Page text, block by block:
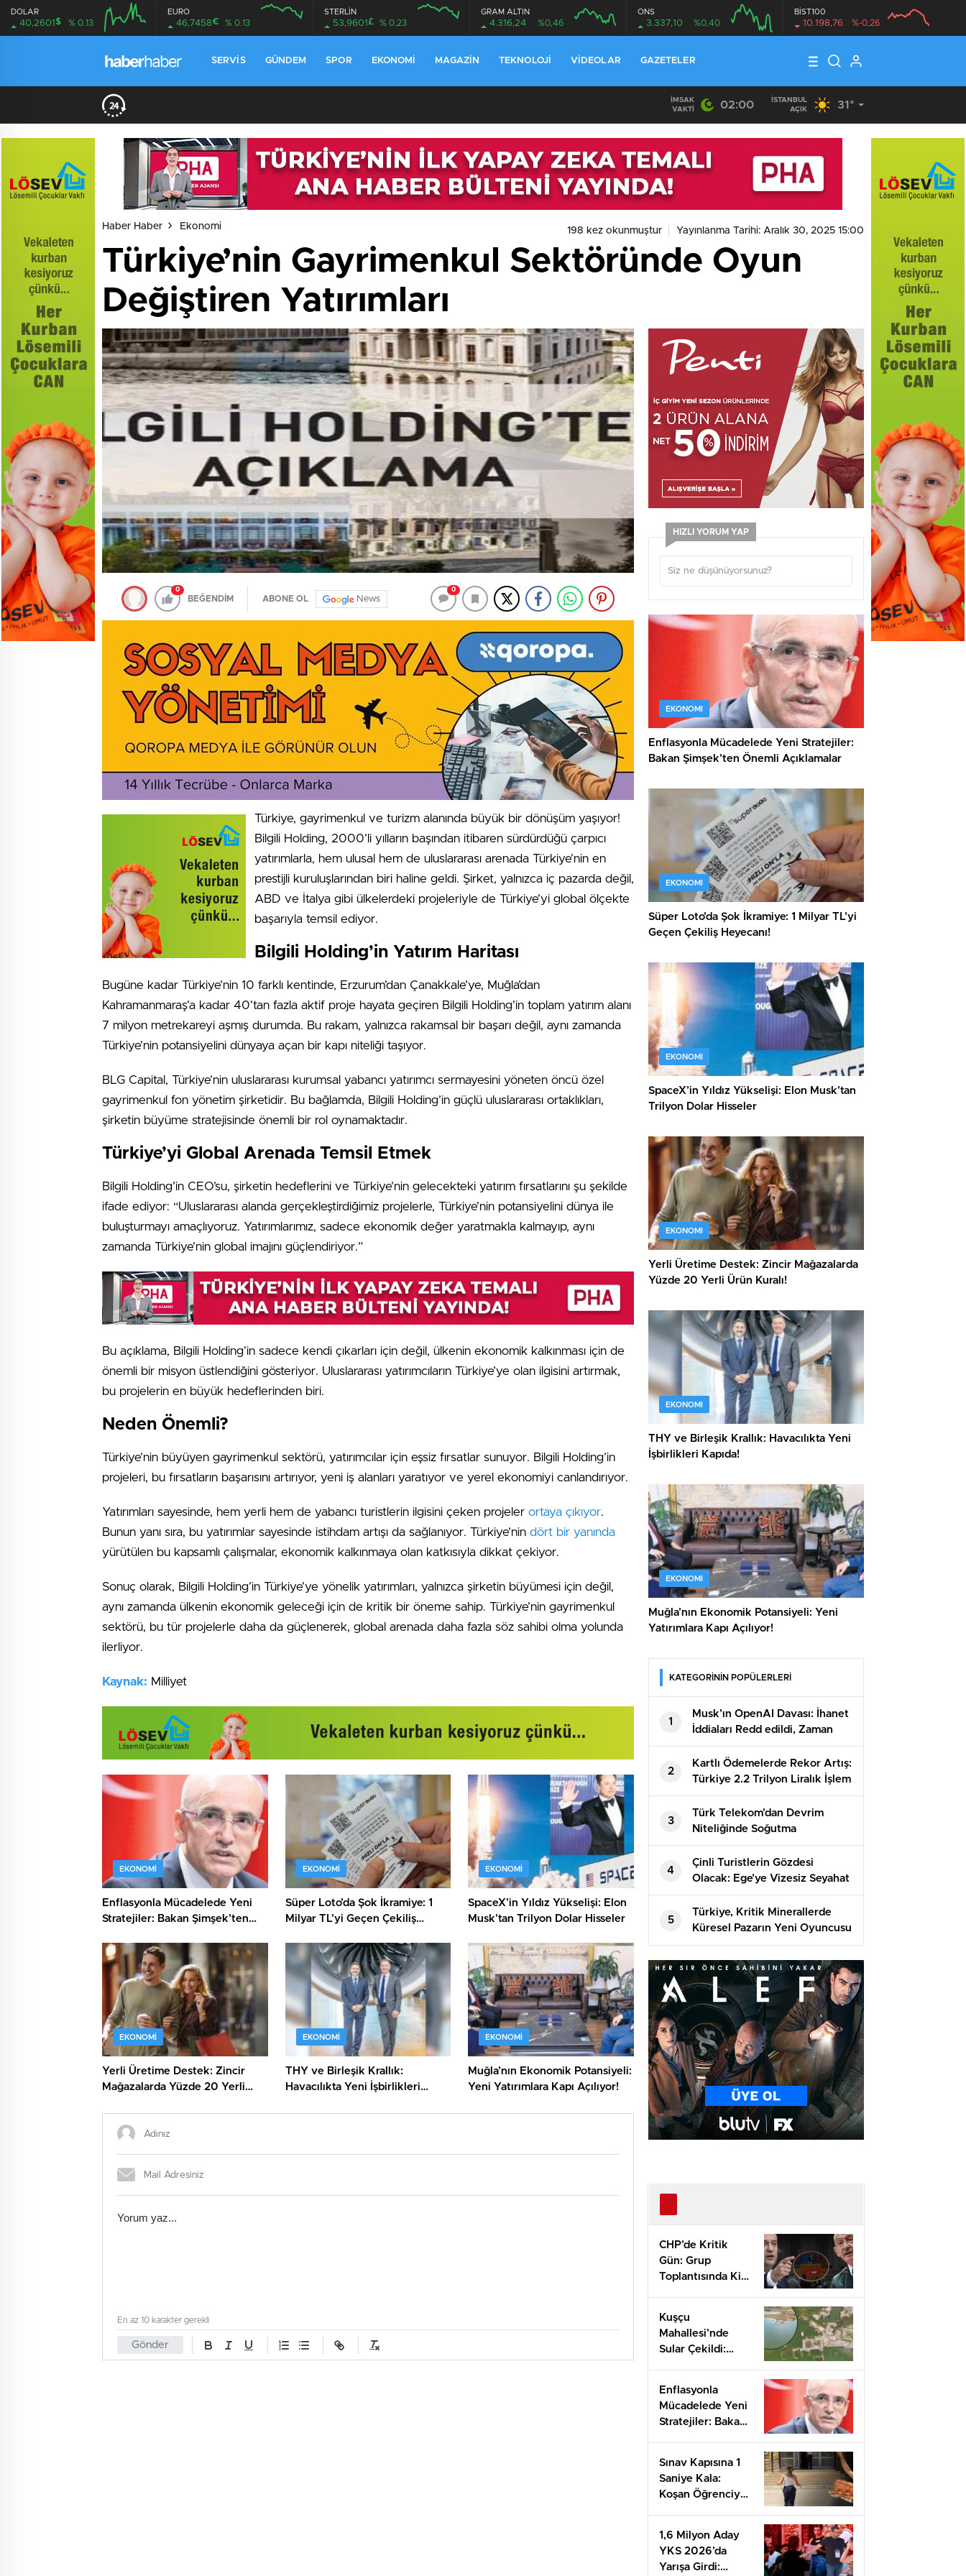
DOLAR
40,2601 $ % 0.13
EURO
46,7458€ % 0.13
STERLİN
53,9601 £ % 0.23
GRAM ALTIN
4.316,24 %0,46
ONS
3.337,10 %0,40
BİST100
10.198,76 %-0,26
SERVIS GÜNDEM SPOR EKONOMI MAGAZIN TEKNOLOJI VIDEOLAR GAZETELER
İMSAK
VAKTI
02:00
İSTANBUL
AÇIK
31°
Haber Haber Ekonomi 198 kez okunmuştur Yayınlanma Tarihi: Aralık 30, 2025 15:00
Türkiye’nin Gayrimenkul Sektöründe Oyun
Değiştiren Yatırımları
0
BEĞENDİM ABONE OL News
0
Türkiye, gayrimenkul ve turizm alanında büyük bir dönüşüm yaşıyor!
Bilgili Holding, 2000’li yılların başından itibaren sürdürdüğü çarpıcı
yatırımlarla, hem ulusal hem de uluslararası arenada Türkiye’nin en
prestijli kuruluşlarından biri haline geldi. Şirket, yalnızca iç pazarda değil,
ABD ve İtalya gibi ülkelerdeki projeleriyle de Türkiye’yi global ölçekte
başarıyla temsil ediyor.
Bilgili Holding’in Yatırım Haritası
Bugüne kadar Türkiye’nin 10 farklı kentinde, Erzurum’dan Çanakkale’ye, Muğla’dan
Kahramanmaraş’a kadar 40’tan fazla aktif proje hayata geçiren Bilgili Holding’in toplam yatırım alanı
7 milyon metrekareyi aşmış durumda. Bu rakam, yalnızca rakamsal bir başarı değil, aynı zamanda
Türkiye’nin potansiyelini dünyaya açan bir kapı niteliği taşıyor.
BLG Capital, Türkiye’nin uluslararası kurumsal yabancı yatırımcı sermayesini yöneten öncü özel
gayrimenkul fon yönetim şirketidir. Bu bağlamda, Bilgili Holding’in güçlü uluslararası ortaklıkları,
şirketin büyüme stratejisinde önemli bir rol oynamaktadır.
Türkiye’yi Global Arenada Temsil Etmek
Bilgili Holding’in CEO’su, şirketin hedeflerini ve Türkiye’nin gelecekteki yatırım fırsatlarını şu şekilde
ifade ediyor: “Uluslararası alanda gerçekleştirdiğimiz projelerle, Türkiye’nin potansiyelini dünya ile
buluşturmayı amaçlıyoruz. Yatırımlarımız, sadece ekonomik değer yaratmakla kalmayıp, aynı
zamanda Türkiye’nin global imajını güçlendiriyor.”
Bu açıklama, Bilgili Holding’in sadece kendi çıkarları için değil, ülkenin ekonomik kalkınması için de
önemli bir misyon üstlendiğini gösteriyor. Uluslararası yatırımcıların Türkiye’ye olan ilgisini artırmak,
bu projelerin en büyük hedeflerinden biri.
Neden Önemli?
Türkiye’nin büyüyen gayrimenkul sektörü, yatırımcılar için eşsiz fırsatlar sunuyor. Bilgili Holding’in
projeleri, bu fırsatların başarısını artırıyor, yeni iş alanları yaratıyor ve yerel ekonomiyi canlandırıyor.
Yatırımları sayesinde, hem yerli hem de yabancı turistlerin ilgisini çeken projeler ortaya çıkıyor.
Bunun yanı sıra, bu yatırımlar sayesinde istihdam artışı da sağlanıyor. Türkiye’nin dört bir yanında
yürütülen bu kapsamlı çalışmalar, ekonomik kalkınmaya olan katkısıyla dikkat çekiyor.
Sonuç olarak, Bilgili Holding’in Türkiye’ye yönelik yatırımları, yalnızca şirketin büyümesi için değil,
aynı zamanda ülkenin ekonomik geleceği için de kritik bir öneme sahip. Türkiye’nin gayrimenkul
sektörü, bu tür projelerle daha da güçlenerek, global arenada daha fazla söz sahibi olma yolunda
ilerliyor.
Kaynak: Milliyet
EKONOMI
Enflasyonla Mücadelede Yeni
Stratejiler: Bakan Şimşek’ten
EKONOMI
Süper Loto’da Şok İkramiye: 1
Milyar TL’yi Geçen Çekiliş
EKONOMI
SpaceX’in Yıldız Yükselişi: Elon
Musk’tan Trilyon Dolar Hisseler
EKONOMI
Yerli Üretime Destek: Zincir
Mağazalarda Yüzde 20 Yerli
EKONOMI
THY ve Birleşik Krallık:
Havacılıkta Yeni İşbirlikleri
EKONOMI
Muğla’nın Ekonomik Potansiyeli:
Yeni Yatırımlara Kapı Açılıyor!
Gönder
En az 10 karakter gerekli
HIZLI YORUM YAP
EKONOMI
Enflasyonla Mücadelede Yeni Stratejiler:
Bakan Şimşek’ten Önemli Açıklamalar
EKONOMI
Süper Loto’da Şok İkramiye: 1 Milyar TL’yi
Geçen Çekiliş Heyecanı!
EKONOMI
SpaceX’in Yıldız Yükselişi: Elon Musk’tan
Trilyon Dolar Hisseler
EKONOMI
Yerli Üretime Destek: Zincir Mağazalarda
Yüzde 20 Yerli Ürün Kuralı!
EKONOMI
THY ve Birleşik Krallık: Havacılıkta Yeni
İşbirlikleri Kapıda!
EKONOMI
Muğla’nın Ekonomik Potansiyeli: Yeni
Yatırımlara Kapı Açılıyor!
KATEGORİNİN POPÜLERLERİ
1
Musk’ın OpenAI Davası: İhanet
İddiaları Redd edildi, Zaman
Aşımı Sonuç Getirdi
2
Kartlı Ödemelerde Rekor Artış:
Türkiye 2.2 Trilyon Liralık İşlem
Yaptı!
3
Türk Telekom’dan Devrim
Niteliğinde Soğutma
Teknolojisi: Tasarruf Rekorları
4
Çinli Turistlerin Gözdesi
Olacak: Ege’ye Vizesiz Seyahat
Fırsatı!
5
Türkiye, Kritik Minerallerde
Küresel Pazarın Yeni Oyuncusu
Olma Yolunda!
CHP’de Kritik
Gün: Grup
Toplantısında Kim
Özel mi?
Kuşçu
Mahallesi’nde
Sular Çekildi:
Umut Dolu
Mesajlar
Enflasyonla
Mücadelede Yeni
Stratejiler: Bakan
Açıklamalar
Sınav Kapısına 1
Saniye Kala:
Koşan Öğrenciye
1,6 Milyon Aday
YKS 2026’da
Yarışa Girdi: